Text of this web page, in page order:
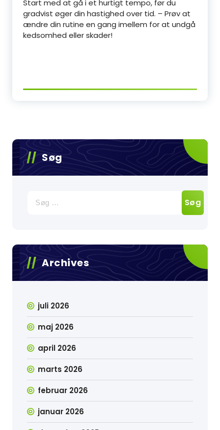
Start med at gå i et hurtigt tempo, før du
gradvist øger din hastighed over tid. – Prøv at
ændre din rutine en gang imellem for at undgå
kedsomhed eller skader!
Søg
efter:
Archives
juli 2026
maj 2026
april 2026
marts 2026
februar 2026
januar 2026